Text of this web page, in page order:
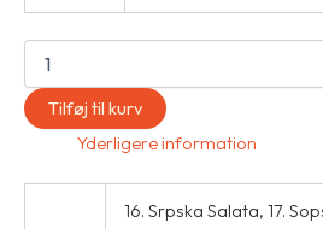
Tilføj til kurv
Yderligere information
16. Srpska Salata, 17.